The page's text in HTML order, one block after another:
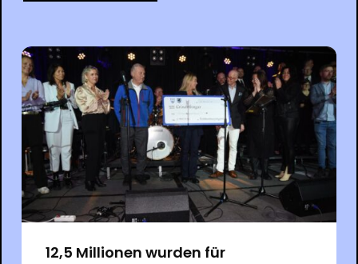
12,5 Millionen wurden für